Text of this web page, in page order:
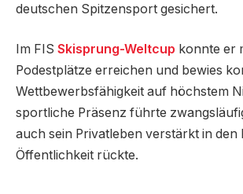
deutschen Spitzensport gesichert.
Im FIS Skisprung-Weltcup konnte er
Podestplätze erreichen und bewies
Wettbewerbsfähigkeit auf höchstem
sportliche Präsenz führte
auch sein Privatleben verstärkt in den
Öffentlichkeit rückte.